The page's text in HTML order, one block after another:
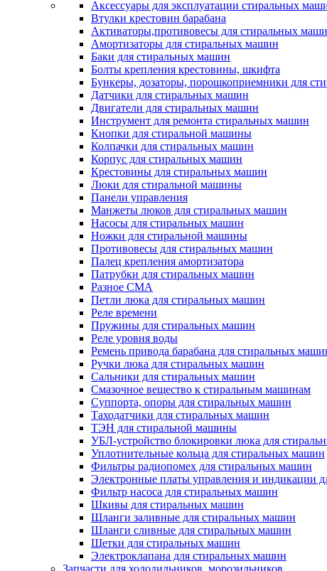
Аксессуары для эксплуатации стиральных
Втулки крестовин барабана
Активаторы,противовесы для стиральных
Амортизаторы для стиральных машин
Баки для стиральных машин
Болты крепления крестовины, шкифта
Бункеры, дозаторы, порошкоприемники для
Датчики для стиральных машин
Двигатели для стиральных машин
Инструмент для ремонта стиральных машин
Кнопки для стиральной машины
Колпачки для стиральных машин
Корпус для стиральных машин
Крестовины для стиральных машин
Люки для стиральной машины
Панели управления
Манжеты люков для стиральных машин
Насосы для стиральных машин
Ножки для стиральной машины
Противовесы для стиральных машин
Палец крепления амортизатора
Патрубки для стиральных машин
Разное СМА
Петли люка для стиральных машин
Реле времени
Пружины для стиральных машин
Реле уровня воды
Ремень привода барабана для стиральных
Ручки люка для стиральных машин
Сальники для стиральных машин
Смазочное вещество к стиральным машинам
Суппорта, опоры для стиральных машин
Таходатчики для стиральных машин
ТЭН для стиральной машины
УБЛ-устройство блокировки люка для
Уплотнительные кольца для стиральных машин
Фильтры радиопомех для стиральных машин
Электронные платы управления и индикации
Фильтр насоса для стиральных машин
Шкивы для стиральных машин
Шланги заливные для стиральных машин
Шланги сливные для стиральных машин
Щетки для стиральных машин
Электроклапана для стиральных машин
Запчасти для холодильников, морозильников